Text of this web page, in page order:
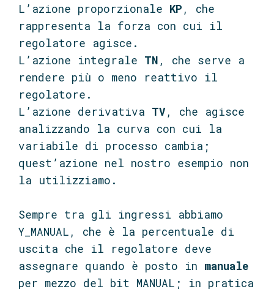
L’azione proporzionale KP , che
rappresenta la forza con cui il
regolatore agisce.
L’azione integrale TN , che serve a
rendere più o meno reattivo il
regolatore.
L’azione derivativa TV, che agisce
analizzando la curva con cui la
variabile di processo cambia;
quest’azione nel nostro esempio non
la utilizziamo.
Sempre tra gli ingressi abbiamo
Y_MANUAL, che è la percentuale di
uscita che il regolatore deve
assegnare quando è posto in manuale
per mezzo del bit MANUAL; in pratica